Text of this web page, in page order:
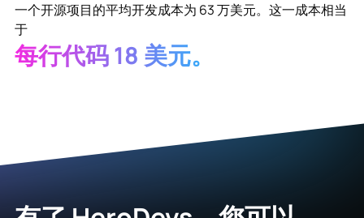
一个开源项目的平均开发成本为 63 万美元。这一成本相当
于
每行代码 18 美元。